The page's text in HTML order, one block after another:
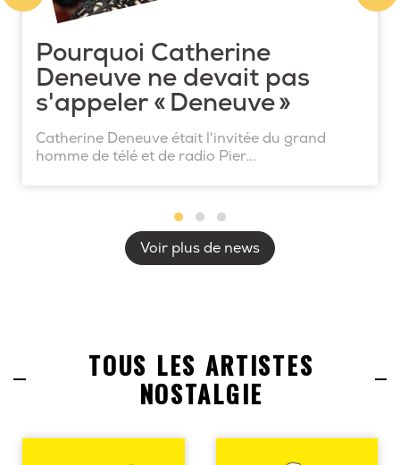
Pourquoi Catherine
Deneuve ne devait pas
s'appeler « Deneuve »
Catherine Deneuve était l'invitée du grand
homme de télé et de radio Pier...
Voir plus de news
TOUS LES ARTISTES
NOSTALGIE